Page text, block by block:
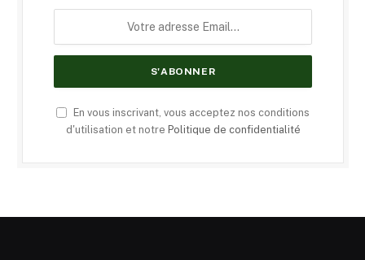
En vous inscrivant, vous acceptez nos conditions
d'utilisation et notre Politique de confidentialité